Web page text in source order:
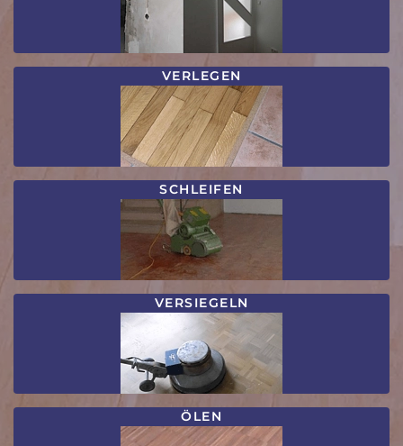
VERLEGEN
SCHLEIFEN
VERSIEGELN
ÖLEN